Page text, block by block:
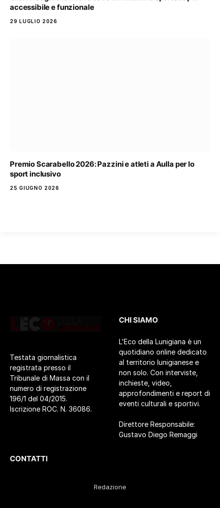
accessibile e funzionale
29 LUGLIO 2026
Premio Scarabello 2026: Pazzini e atleti a Aulla per lo
sport inclusivo
25 GIUGNO 2026
Testata giornalistica
registrata presso il
Tribunale di Massa con il
numero di registrazione
196/1 del 04/2015.
Iscrizione ROC. N. 36086.
CHI SIAMO
L’Eco della Lunigiana è un
quotidiano online dedicato
al territorio lunigianese e
non solo. Con interviste,
inchieste, video,
approfondimenti e report di
eventi culturali e sportivi.
Direttore Responsabile:
Gustavo Diego Remaggi
CONTATTI
Redazione